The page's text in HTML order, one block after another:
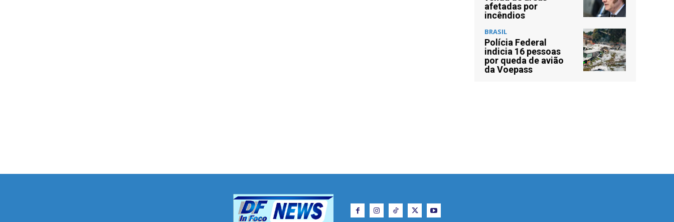
afetadas por
incêndios
BRASIL
Polícia Federal
indicia 16 pessoas
por queda de avião
da Voepass